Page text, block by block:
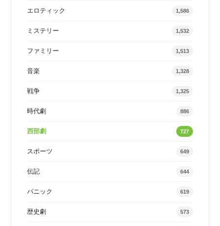
エロティック 1,586
ミステリー 1,532
ファミリー 1,513
音楽 1,328
戦争 1,325
時代劇 886
西部劇 727
スポーツ 649
伝記 644
パニック 619
歴史劇 573